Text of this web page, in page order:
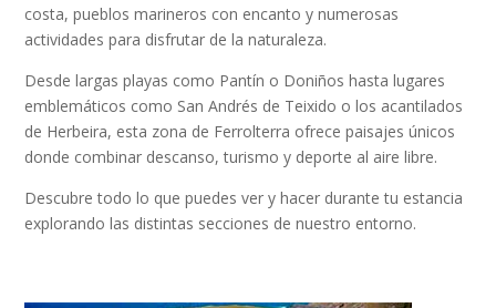
costa, pueblos marineros con encanto y numerosas
actividades para disfrutar de la naturaleza.
Desde largas playas como Pantín o Doniños hasta lugares
emblemáticos como San Andrés de Teixido o los acantilados
de Herbeira, esta zona de Ferrolterra ofrece paisajes únicos
donde combinar descanso, turismo y deporte al aire libre.
Descubre todo lo que puedes ver y hacer durante tu estancia
explorando las distintas secciones de nuestro entorno.